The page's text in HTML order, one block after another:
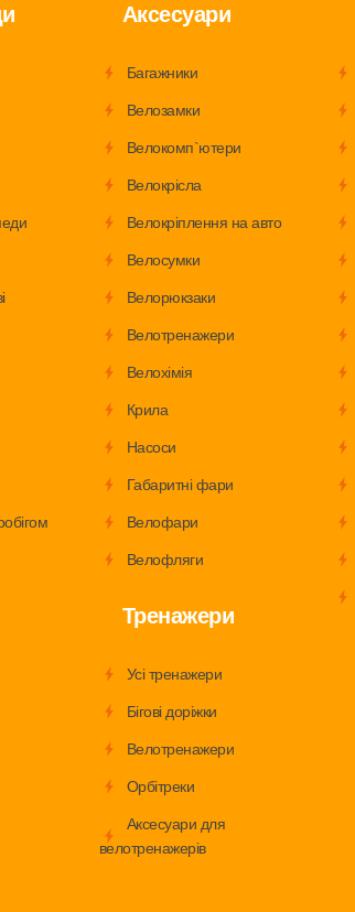
Аксесуари
Багажники
Велозамки
Велокомп`ютери
Велокрісла
Велокріплення на авто
Велосумки
Велорюкзаки
Велотренажери
Велохімія
Крила
Насоси
Габаритні фари
Велофари
Велофляги
Тренажери
Усі тренажери
Бігові доріжки
Велотренажери
Орбітреки
Аксесуари для
велотренажерів